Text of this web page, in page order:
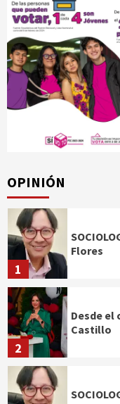
OPINIÓN
1
Flores
2
Desde el
Castillo